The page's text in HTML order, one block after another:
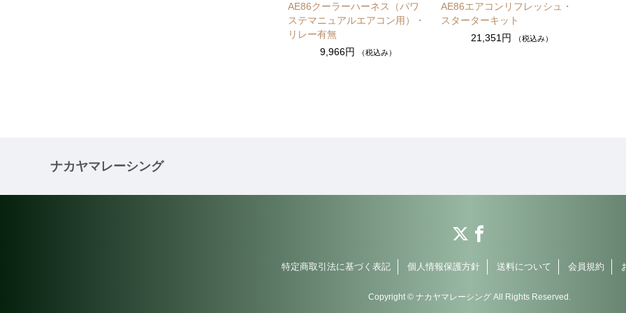
AE86クーラーハーネス（パワ
ステマニュアルエアコン用）・
リレー有無
9,966円
（税込み）
AE86エアコンリフレッシュ・
スターターキット
21,351円
（税込み）
ナカヤマレーシング
特定商取引法に基づく表記 個人情報保護方針 送料について 会員規約
Copyright © ナカヤマレーシング All Rights Reserved.